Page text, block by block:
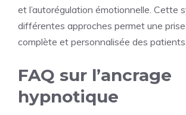
et l’autorégulation émotionnelle. Cette
différentes approches permet une
complète et personnalisée des patients.
FAQ sur l’ancrage
hypnotique